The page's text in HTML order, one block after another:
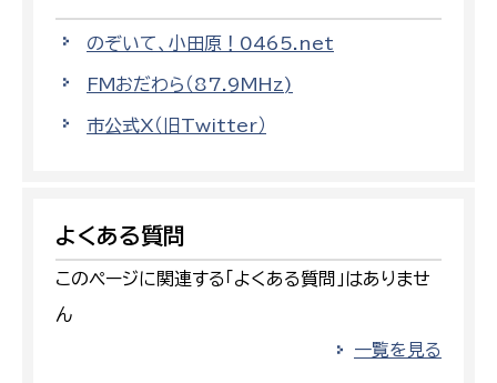
のぞいて、小田原！0465.net
FMおだわら（87.9MHz)
市公式X（旧Twitter）
よくある質問
このページに関連する「よくある質問」はありませ
ん
一覧を見る